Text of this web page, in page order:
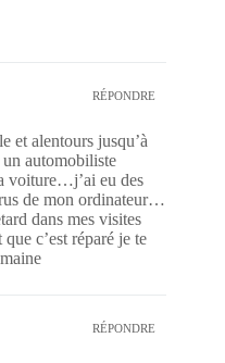
RÉPONDRE
et alentours jusqu’à
un automobiliste
voiture…j’ai eu des
de mon ordinateur…
dans mes visites
c’est réparé je te
RÉPONDRE